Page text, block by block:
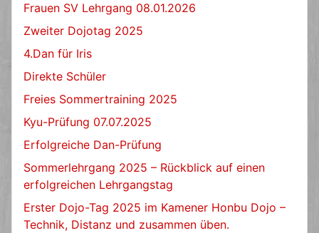
Frauen SV Lehrgang 08.01.2026
Zweiter Dojotag 2025
4.Dan für Iris
Direkte Schüler
Freies Sommertraining 2025
Kyu-Prüfung 07.07.2025
Erfolgreiche Dan-Prüfung
Sommerlehrgang 2025 – Rückblick auf einen
erfolgreichen Lehrgangstag
Erster Dojo-Tag 2025 im Kamener Honbu Dojo –
Technik, Distanz und zusammen üben.